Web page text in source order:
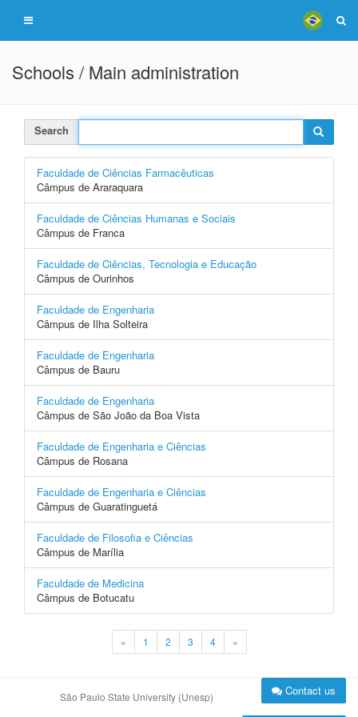
Schools / Main administration
Search
Faculdade de Ciências Farmacêuticas
Câmpus de Araraquara
Faculdade de Ciências Humanas e Sociais
Câmpus de Franca
Faculdade de Ciências, Tecnologia e Educação
Câmpus de Ourinhos
Faculdade de Engenharia
Câmpus de Ilha Solteira
Faculdade de Engenharia
Câmpus de Bauru
Faculdade de Engenharia
Câmpus de São João da Boa Vista
Faculdade de Engenharia e Ciências
Câmpus de Rosana
Faculdade de Engenharia e Ciências
Câmpus de Guaratinguetá
Faculdade de Filosofia e Ciências
Câmpus de Marília
Faculdade de Medicina
Câmpus de Botucatu
« 1 2 3 4 »
São Paulo State University (Unesp) Contact us